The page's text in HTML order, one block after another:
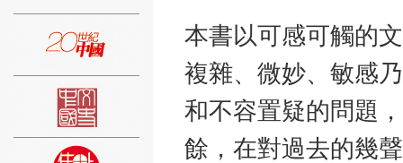
本書以可感可觸的
複雜、微妙、敏感
和不容置疑的問題
餘，在對過去的幾